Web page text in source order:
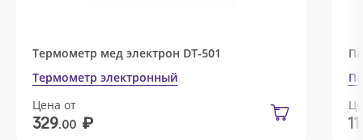
Термометр мед электрон DT-501
Термометр электронный
Цена от
329.00 ₽ 11